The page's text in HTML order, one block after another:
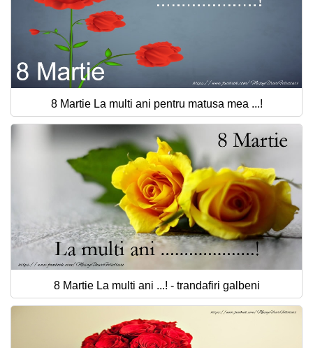
8 Martie La multi ani pentru matusa mea ...!
8 Martie La multi ani ...! - trandafiri galbeni